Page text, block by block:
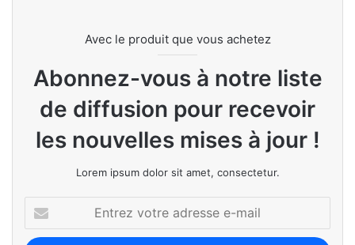
Avec le produit que vous achetez
Abonnez-vous à notre liste
de diffusion pour recevoir
les nouvelles mises à jour !
Lorem ipsum dolor sit amet, consectetur.